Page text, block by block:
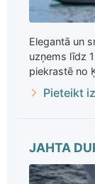
Elegantā un
uzņems līdz
piekrastē no
Pieteikt
JAHTA